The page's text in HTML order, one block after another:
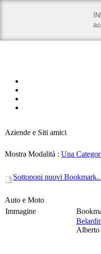
Aziende e Siti amici
Mostra Modalità : Una
Sottoponi nuovi
Auto e Moto
Immagine
Alberto